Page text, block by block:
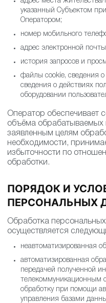
адрес места
указанный Субъектом
Оператором;
номер мобильного
история запросов и
файлы cookie, сведения
сведения о действиях
Оператор обеспечивает
объёма обрабатываемых
заявленным целям
необходимости,
избыточности по
ПОРЯДОК И
ПЕРСОНАЛЬНЫХ
Обработка
осуществляется
неавтоматизированная
автоматизированная
передачей полученной
телекоммуникационным
обработку при помощи